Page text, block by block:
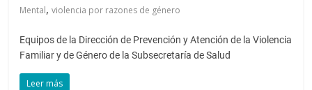
Mental,violencia por razones de género
Equipos de la Dirección de Prevención y Atención de la Violencia
Familiar y de Género de la Subsecretaría de Salud
Leer más